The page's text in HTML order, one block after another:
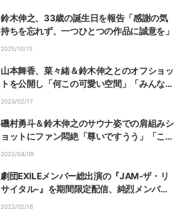
鈴木伸之、33歳の誕生日を報告「感謝の気
持ちを忘れず、一つひとつの作品に誠意を」
2025/10/15
山本舞香、菜々緒＆鈴木伸之とのオフショッ
トを公開し「何この可愛い空間」「みんな可
愛すぎる！」と反響
2023/02/17
磯村勇斗＆鈴木伸之のサウナ姿での肩組みシ
ョットにファン悶絶「尊いですうう」「この
2人最強」
2022/04/09
劇団EXILEメンバー総出演の『JAM-ザ・リ
サイタル-』を期間限定配信、純烈メンバー
もゲスト参加
2022/02/18